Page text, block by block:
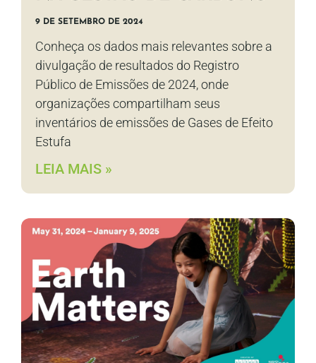
9 DE SETEMBRO DE 2024
Conheça os dados mais relevantes sobre a
divulgação de resultados do Registro
Público de Emissões de 2024, onde
organizações compartilham seus
inventários de emissões de Gases de Efeito
Estufa
LEIA MAIS »